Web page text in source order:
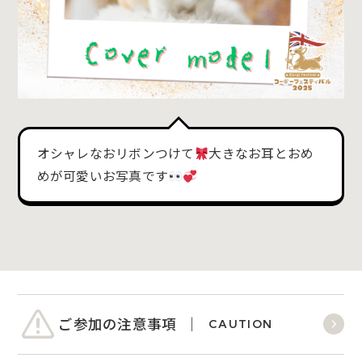
オシャレなおリボンつけて
大きなお耳とおめ
めが可愛いお写真です
ご参加の注意事項 CAUTION